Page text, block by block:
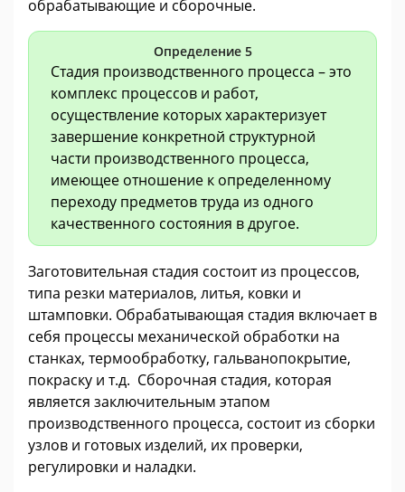
обрабатывающие и сборочные.
Определение 5
Стадия производственного процесса – это
комплекс процессов и работ,
осуществление которых характеризует
завершение конкретной структурной
части производственного процесса,
имеющее отношение к определенному
переходу предметов труда из одного
качественного состояния в другое.
Заготовительная стадия состоит из процессов,
типа резки материалов, литья, ковки и
штамповки. Обрабатывающая стадия включает в
себя процессы механической обработки на
станках, термообработку, гальванопокрытие,
покраску и т.д. Сборочная стадия, которая
является заключительным этапом
производственного процесса, состоит из сборки
узлов и готовых изделий, их проверки,
регулировки и наладки.